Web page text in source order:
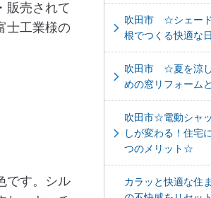
販売されて
士工業様の
です。シル
吹田市 ☆シェー
根でつくる快適な
吹田市 ☆夏を涼
めの窓リフォーム
吹田市☆電動シャ
しが変わる！住宅
つのメリット☆
カラッと快適な住